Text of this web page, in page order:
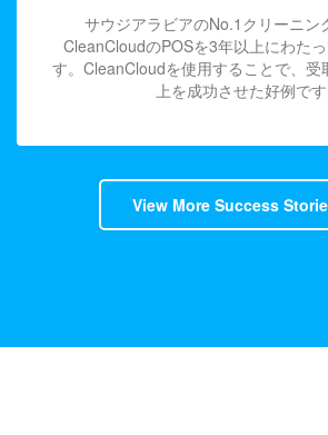
サウジアラビアのNo.1クリーニン
CleanCloudのPOSを3年以上にわた
す。CleanCloudを使用することで、受
上を成功させた好例です
View More Success